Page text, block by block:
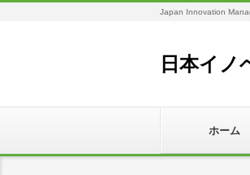
Japan Innovation
日本イノ
ホーム